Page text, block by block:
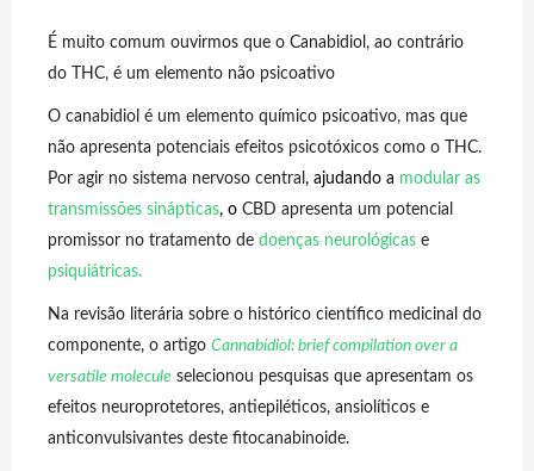
É muito comum ouvirmos que o Canabidiol, ao contrário
do THC, é um elemento não psicoativo
O canabidiol é um elemento químico psicoativo, mas que
não apresenta potenciais efeitos psicotóxicos como o THC.
Por agir no sistema nervoso central , ajudando a modular as
transmissões sinápticas, o CBD apresenta um potencial
promissor no tratamento de doenças neurológicas e
psiquiátricas.
Na revisão literária sobre o histórico científico medicinal do
componente, o artigo Cannabidiol: brief compilation over a
versatile molecule selecionou pesquisas que apresentam os
efeitos neuroprotetores, antiepiléticos, ansiolíticos e
anticonvulsivantes deste fitocanabinoide.